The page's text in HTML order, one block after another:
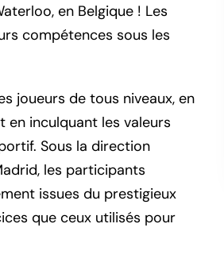
en Belgique ! Les
compétences sous les
joueurs de tous niveaux, en
inculquant les valeurs
Sous la direction
les participants
issues du prestigieux
que ceux utilisés pour